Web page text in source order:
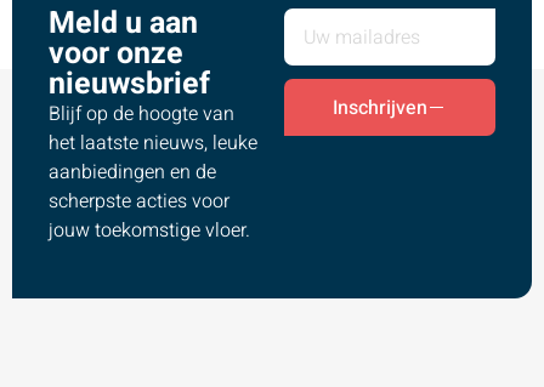
Meld u aan
voor onze
nieuwsbrief
Blijf op de hoogte van
het laatste nieuws, leuke
aanbiedingen en de
scherpste acties voor
jouw toekomstige vloer.
Inschrijven